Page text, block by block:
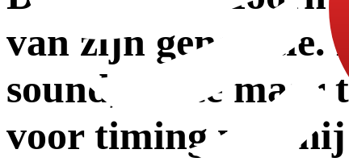
van zijn generatie.
sound, korte maar
voor timing wist